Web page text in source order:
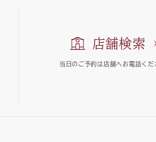
店舗検索
当日のご予約は 店舗へお電話くだ